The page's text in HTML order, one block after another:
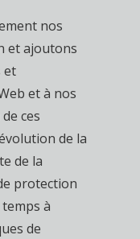
nos
et ajoutons
et
et à nos
ces
de la
de la
protection
à
de